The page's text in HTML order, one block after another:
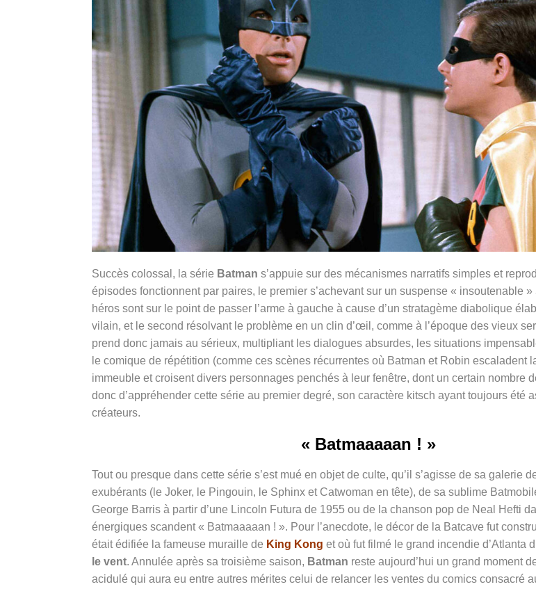
Succès colossal, la série Batman s’appuie sur des mécanismes narratifs simples et
épisodes fonctionnent par paires, le premier s’achevant sur un suspense « insoutenable
héros sont sur le point de passer l’arme à gauche à cause d’un stratagème diabolique
vilain, et le second résolvant le problème en un clin d’œil, comme à l’époque des vieux
prend donc jamais au sérieux, multipliant les dialogues absurdes, les situations
le comique de répétition (comme ces scènes récurrentes où Batman et Robin escaladent
immeuble et croisent divers personnages penchés à leur fenêtre, dont un certain nombre
donc d’appréhender cette série au premier degré, son caractère kitsch ayant toujours été
créateurs.
« Batmaaaaan ! »
Tout ou presque dans cette série s’est mué en objet de culte, qu’il s’agisse de sa galerie
exubérants (le Joker, le Pingouin, le Sphinx et Catwoman en tête), de sa sublime
George Barris à partir d’une Lincoln Futura de 1955 ou de la chanson pop de Neal Hefti
énergiques scandent « Batmaaaaan ! ». Pour l’anecdote, le décor de la Batcave fut
était édifiée la fameuse muraille de King Kong et où fut filmé le grand incendie d’Atlanta
le vent. Annulée après sa troisième saison, Batman reste aujourd’hui un grand moment
acidulé qui aura eu entre autres mérites celui de relancer les ventes du comics consacré